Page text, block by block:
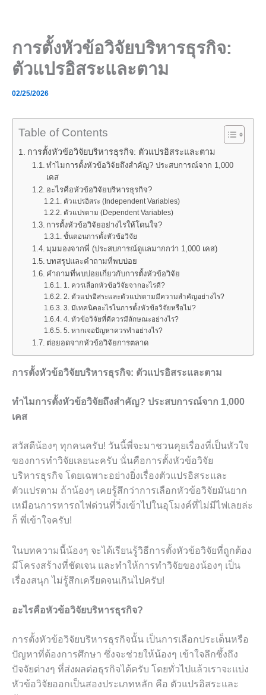
การตั้งหัวข้อวิจัยบริหารธุรกิจ:
ตัวแปรอิสระและตาม
02/25/2026
Table of Contents
การตั้งหัวข้อวิจัยบริหารธุรกิจ: ตัวแปรอิสระและตาม
ทำไมการตั้งหัวข้อวิจัยถึงสำคัญ? ประสบการณ์จาก 1,000
เคส
อะไรคือหัวข้อวิจัยบริหารธุรกิจ?
ตัวแปรอิสระ (Independent Variables)
ตัวแปรตาม (Dependent Variables)
การตั้งหัวข้อวิจัยอย่างไรให้โดนใจ?
ขั้นตอนการตั้งหัวข้อวิจัย
มุมมองจากพี่ (ประสบการณ์ดูแลมากกว่า 1,000 เคส)
บทสรุปและคำถามที่พบบ่อย
คำถามที่พบบ่อยเกี่ยวกับการตั้งหัวข้อวิจัย
1. ควรเลือกหัวข้อวิจัยจากอะไรดี?
2. ตัวแปรอิสระและตัวแปรตามมีความสำคัญอย่างไร?
3. มีเทคนิคอะไรในการตั้งหัวข้อวิจัยหรือไม่?
4. หัวข้อวิจัยที่ดีควรมีลักษณะอย่างไร?
5. หากเจอปัญหาควรทำอย่างไร?
ต่อยอดจากหัวข้อวิจัยการตลาด
การตั้งหัวข้อวิจัยบริหารธุรกิจ: ตัวแปรอิสระและตาม
ทำไมการตั้งหัวข้อวิจัยถึงสำคัญ? ประสบการณ์จาก 1,000
เคส
สวัสดีน้องๆ ทุกคนครับ! วันนี้พี่จะมาชวนคุยเรื่องที่เป็นหัวใจ
ของการทำวิจัยเลยนะครับ นั่นคือการตั้งหัวข้อวิจัย
บริหารธุรกิจ โดยเฉพาะอย่างยิ่งเรื่องตัวแปรอิสระและ
ตัวแปรตาม ถ้าน้องๆ เคยรู้สึกว่าการเลือกหัวข้อวิจัยมันยาก
เหมือนการหารถไฟด่วนที่วิ่งเข้าไปในอุโมงค์ที่ไม่มีไฟเลยล่ะ
ก็ พี่เข้าใจครับ!
ในบทความนี้น้องๆ จะได้เรียนรู้วิธีการตั้งหัวข้อวิจัยที่ถูกต้อง
มีโครงสร้างที่ชัดเจน และทำให้การทำวิจัยของน้องๆ เป็น
เรื่องสนุก ไม่รู้สึกเครียดจนเกินไปครับ!
อะไรคือหัวข้อวิจัยบริหารธุรกิจ?
การตั้งหัวข้อวิจัยบริหารธุรกิจนั้น เป็นการเลือกประเด็นหรือ
ปัญหาที่ต้องการศึกษา ซึ่งจะช่วยให้น้องๆ เข้าใจลึกซึ้งถึง
ปัจจัยต่างๆ ที่ส่งผลต่อธุรกิจได้ครับ โดยทั่วไปแล้วเราจะแบ่ง
หัวข้อวิจัยออกเป็นสองประเภทหลัก คือ ตัวแปรอิสระและ